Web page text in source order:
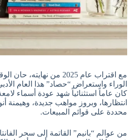
مع اقتراب عام 2025 من
الوراء واستعراض “حصاد” هذا العام
كان عاماً استثنائياً شهد عودة أسماء
انتظارها، وبروز مواهب جديدة، وهيمنة
محددة على قوائم المبيعات.
من عوالم “بانيم” القاتمة إلى سحر